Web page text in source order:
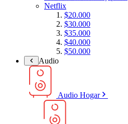
Netflix
$20.000
$30.000
$35.000
$40.000
$50.000
Audio
Audio Hogar